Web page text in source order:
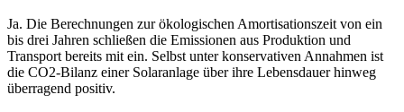
Ja. Die Berechnungen zur ökologischen Amortisationszeit von ein
bis drei Jahren schließen die Emissionen aus Produktion und
Transport bereits mit ein. Selbst unter konservativen Annahmen ist
die CO2-Bilanz einer Solaranlage über ihre Lebensdauer hinweg
überragend positiv.